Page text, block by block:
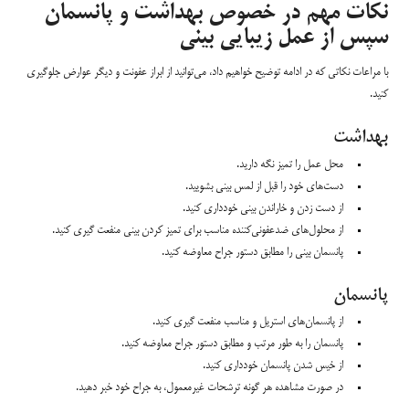
نکات مهم در خصوص بهداشت و پانسمان
سپس از عمل زیبایی بینی
با مراعات نکاتی که در ادامه توضیح خواهیم داد، می‌توانید از ابراز عفونت و دیگر عوارض جلوگیری
کنید.
بهداشت
محل عمل را تمیز نگه دارید.
دست‌های خود را قبل از لمس بینی بشویید.
از دست زدن و خاراندن بینی خودداری کنید.
از محلول‌های ضدعفونی‌کننده مناسب برای تمیز کردن بینی منفعت گیری کنید.
پانسمان بینی را مطابق دستور جراح معاوضه کنید.
پانسمان
از پانسمان‌های استریل و مناسب منفعت گیری کنید.
پانسمان را به طور مرتب و مطابق دستور جراح معاوضه کنید.
از خیس شدن پانسمان خودداری کنید.
در صورت مشاهده هر گونه ترشحات غیرمعمول، به جراح خود خبر دهید.